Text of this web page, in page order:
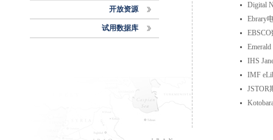
开放资源
试用数据库
Digital
Ebrary
IHS
IMF
JSTOR